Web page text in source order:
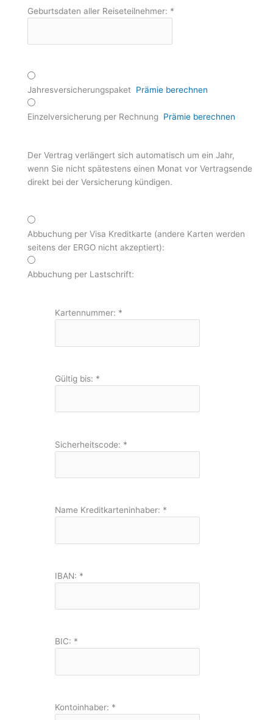
Geburtsdaten aller Reiseteilnehmer: *
Jahresversicherungspaket Prämie berechnen
Einzelversicherung per Rechnung Prämie berechnen
Der Vertrag verlängert sich automatisch um ein Jahr,
wenn Sie nicht spätestens einen Monat vor Vertragsende
direkt bei der Versicherung kündigen.
Abbuchung per Visa Kreditkarte (andere Karten werden
seitens der ERGO nicht akzeptiert):
Abbuchung per Lastschrift:
Kartennummer: *
Gültig bis: *
Sicherheitscode: *
Name Kreditkarteninhaber: *
IBAN: *
BIC: *
Kontoinhaber: *